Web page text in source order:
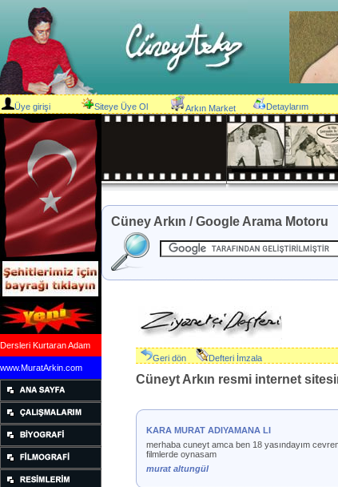
Üye girişi Siteye Üye Ol Arkın Market Detaylarım
Dersleri Kurtaran Adam
www.MuratArkin.com
Cüney Arkın / Google Arama Motoru
Geri dön Defteri İmzala
Cüneyt Arkın resmi internet
KARA MURAT ADIYAMANA LI
merhaba cuneyt amca ben 18 yasındayım
filmlerde oynasam
murat altungül